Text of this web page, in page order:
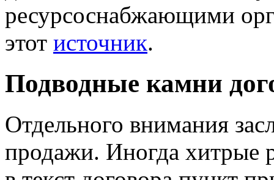
ресурсоснабжающими
этот источник.
Подводные камни
Отдельного внимания
продажи. Иногда хитрые